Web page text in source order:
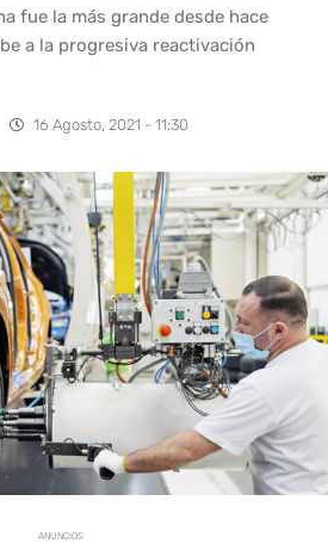
fue la más grande desde hace
a la progresiva reactivación
16 Agosto, 2021 - 11:30
ANUNCIOS